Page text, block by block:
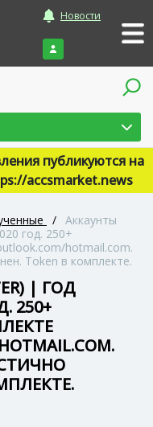
Новости
Войти
публикуются на
accsmarket.news
/ Аккаунты
год. 250+
hotmail.com.
Token в комплекте.
| ГОД
250+